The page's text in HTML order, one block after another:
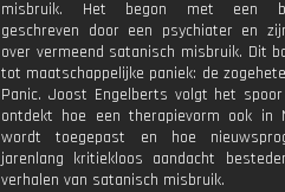
misbruik. Het begon met een
geschreven door een psychiater en
over vermeend satanisch misbruik. Dit
tot maatschappelijke paniek: de
Panic. Joost Engelberts volgt het
ontdekt hoe een therapievorm ook in
wordt toegepast en hoe
jarenlang kritiekloos aandacht
verhalen van satanisch misbruik.